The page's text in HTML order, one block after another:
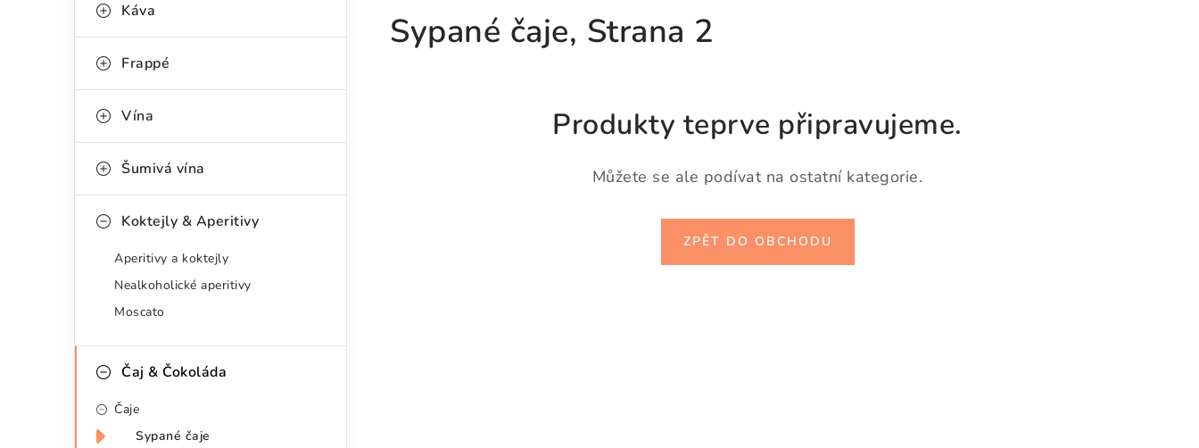
o
t
r
n
a
kategorie
a
e
o
i
Káva
Frappé
Vína
Šumivá vína
Koktejly & Aperitivy
Aperitivy a koktejly
Nealkoholické aperitivy
Moscato
Čaj & Čokoláda
Čaje
Sypané čaje
Sypané čaje, Strana 2
Produkty teprve připravujeme.
Můžete se ale podívat na ostatní kategorie.
ZPĚT DO OBCHODU